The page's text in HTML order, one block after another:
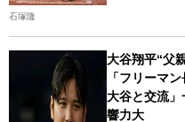
石塚隆
大谷翔平“父
「フリーマ
大谷と交流
響力大